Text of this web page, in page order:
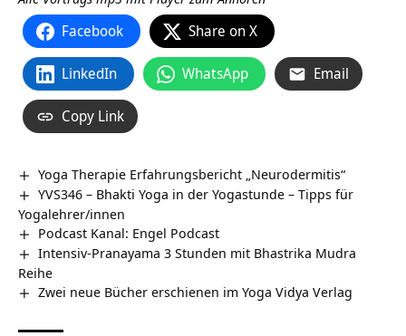
Facebook Share on X
LinkedIn WhatsApp Email
Copy Link
Yoga Therapie Erfahrungsbericht „Neurodermitis“
YVS346 – Bhakti Yoga in der Yogastunde – Tipps für
Yogalehrer/innen
Podcast Kanal: Engel Podcast
Intensiv-Pranayama 3 Stunden mit Bhastrika Mudra
Reihe
Zwei neue Bücher erschienen im Yoga Vidya Verlag